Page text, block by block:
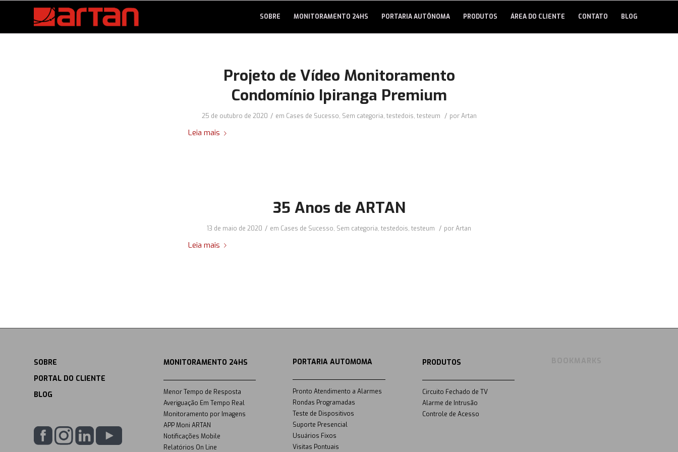
SOBRE MONITORAMENTO 24HS PORTARIA AUTÔNOMA PRODUTOS ÁREA DO CLIENTE CONTATO BLOG
Projeto de Vídeo Monitoramento
Condomínio Ipiranga Premium
25 de outubro de 2020 / em Cases de Sucesso, Sem categoria, testedois, testeum / porArtan
Leia mais
35 Anos de ARTAN
13 de maio de 2020 / em Cases de Sucesso, Sem categoria, testedois, testeum / porArtan
Leia mais
SOBRE
PORTAL DO CLIENTE
BLOG
MONITORAMENTO 24HS
Menor Tempo de Resposta
Averiguação Em Tempo Real
Monitoramento por Imagens
APP Moni ARTAN
Notificações Mobile
Relatórios On Line
PORTARIA AUTOMOMA
Pronto Atendimento a Alarmes
Rondas Programadas
Teste de Dispositivos
Suporte Presencial
Usuários Fixos
Visitas Pontuais
PRODUTOS
Circuito Fechado de TV
Alarme de Intrusão
Controle de Acesso